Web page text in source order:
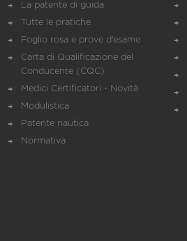
La patente di guida
Tutte le pratiche
Foglio rosa e prove d’esame
Carta di Qualificazione del
Conducente (CQC)
Medici Certificatori - Novità
Modulistica
Patente nautica
Normativa